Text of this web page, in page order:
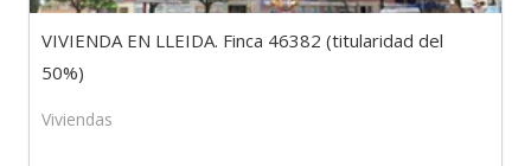
VIVIENDA EN LLEIDA. Finca 46382 (titularidad del
50%)
Viviendas